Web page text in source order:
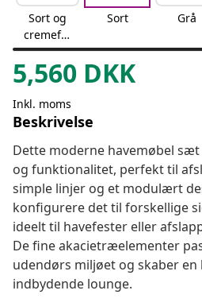
Sort og
cremefar
vet
Sort Grå
5,560 DKK
Inkl. moms
Beskrivelse
Dette moderne havemøbel
og funktionalitet, perfekt til
simple linjer og et modulært
konfigurere det til forskellige
ideelt til havefester eller
De fine akacietræelementer
udendørs miljøet og skaber en
indbydende lounge.